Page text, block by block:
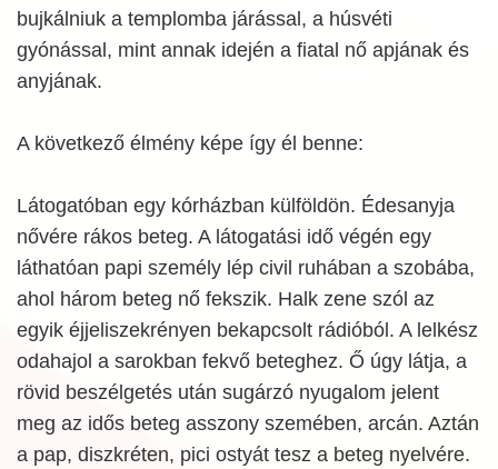
bujkálniuk a templomba járással, a húsvéti
gyónással, mint annak idején a fiatal nő apjának és
anyjának.
A következő élmény képe így él benne:
Látogatóban egy kórházban külföldön. Édesanyja
nővére rákos beteg. A látogatási idő végén egy
láthatóan papi személy lép civil ruhában a szobába,
ahol három beteg nő fekszik. Halk zene szól az
egyik éjjeliszekrényen bekapcsolt rádióból. A lelkész
odahajol a sarokban fekvő beteghez. Ő úgy látja, a
rövid beszélgetés után sugárzó nyugalom jelent
meg az idős beteg asszony szemében, arcán. Aztán
a pap, diszkréten, pici ostyát tesz a beteg nyelvére.